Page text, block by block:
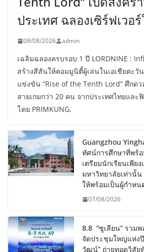
ประเทศ ฉลองเซิร์ฟเวอ
08/08/2026 admin
เฉลิมฉลองครบรอบ 1 ปี LORDNINE :
สร้างสีสันให้คอมมูนิตี้ผู้เล่นในเอเชียตะวั
แข่งขัน “Rise of the Tenth Lord” ศึกด
สายเกมกว่า 20 คน จากประเทศไทยแล
โดย PRIMKUNG,
Guangzhou
ทัศน์การศึกษาที่พร้อ
เตรียมนักเรียนเพียง
มหาวิทยาลัยเท่านั้น
ให้พร้อมเป็นผู้กำหน
07/08/2026
8.8 “ซูเลียน” รวม
จัดประชุมใหญ่แห่ง
วัฒน์” ถ่ายทอดวิสัย